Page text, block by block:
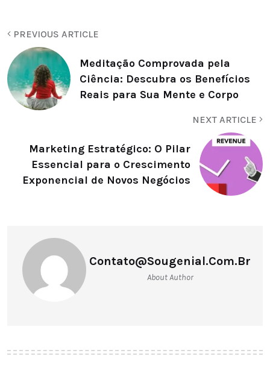
PREVIOUS ARTICLE
Meditação Comprovada pela
Ciência: Descubra os Benefícios
Reais para Sua Mente e Corpo
NEXT ARTICLE
Marketing Estratégico: O Pilar
Essencial para o Crescimento
Exponencial de Novos Negócios
Contato@sougenial.com.br
About Author